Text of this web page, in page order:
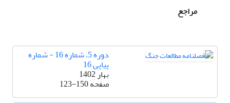
مراجع
دوره 5، شماره 16 - شماره
پیاپی 16
بهار 1402
صفحه123-150